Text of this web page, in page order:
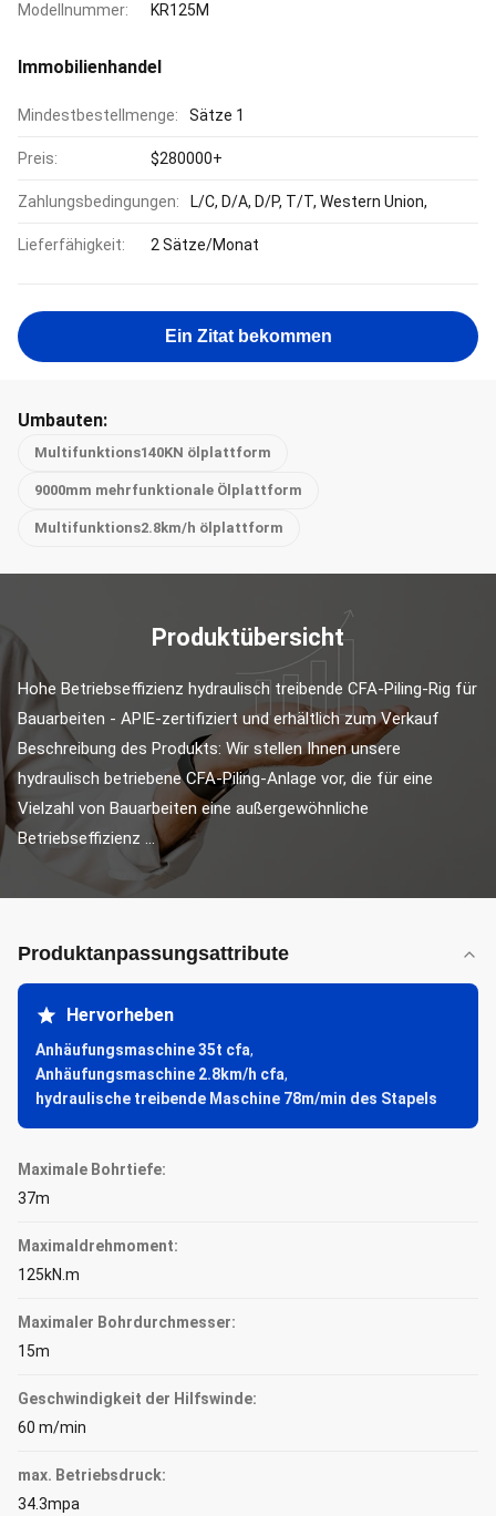
Modellnummer: KR125M
Immobilienhandel
Mindestbestellmenge: Sätze 1
Preis: $280000+
Zahlungsbedingungen: L/C, D/A, D/P, T/T, Western Union,
Lieferfähigkeit: 2 Sätze/Monat
Ein Zitat bekommen
Umbauten:
Multifunktions140KN ölplattform
9000mm mehrfunktionale Ölplattform
Multifunktions2.8km/h ölplattform
Produktübersicht
Hohe Betriebseffizienz hydraulisch treibende CFA-Piling-Rig für
Bauarbeiten - APIE-zertifiziert und erhältlich zum Verkauf
Beschreibung des Produkts: Wir stellen Ihnen unsere
hydraulisch betriebene CFA-Piling-Anlage vor, die für eine
Vielzahl von Bauarbeiten eine außergewöhnliche
Betriebseffizienz ...
Produktanpassungsattribute
Hervorheben
Anhäufungsmaschine 35t cfa,
Anhäufungsmaschine 2.8km/h cfa,
hydraulische treibende Maschine 78m/min des Stapels
Maximale Bohrtiefe:
37m
Maximaldrehmoment:
125kN.m
Maximaler Bohrdurchmesser:
15m
Geschwindigkeit der Hilfswinde:
60 m/min
max. Betriebsdruck:
34.3mpa